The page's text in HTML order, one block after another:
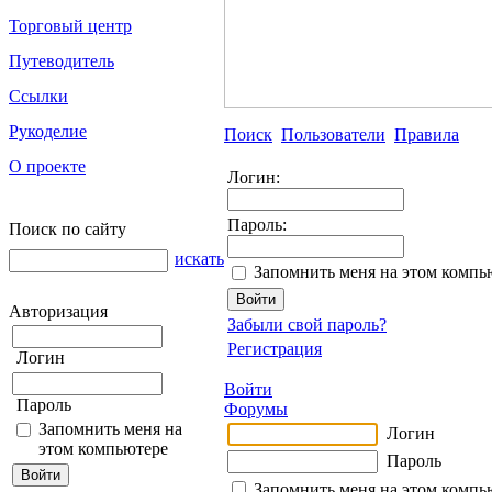
Торговый центр
Путеводитель
Ссылки
Рукоделие
О проекте
Поиск по сайту
искать
Авторизация
Логин
Пароль
Запомнить меня на
этом компьютере
Поиск Пользователи Правила
Логин:
Пароль:
Запомнить меня на этом
Забыли свой пароль?
Регистрация
Войти
Форумы
Логин
Пароль